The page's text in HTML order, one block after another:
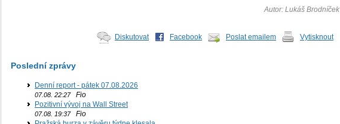
Autor: Lukáš Brodníček
Diskutovat Facebook Poslat emailem Vytisknout
Poslední zprávy
Denní report - pátek 07.08.2026
07.08. 22:27Fio
Pozitivní vývoj na Wall Street
07.08. 19:37Fio